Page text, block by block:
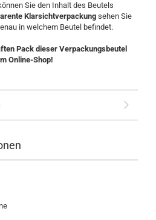
Sie den Inhalt des Beutels
Klarsichtverpackungsehen Sie
in welchem Beutel befindet.
Pack dieser Verpackungsbeutel
Online-Shop!